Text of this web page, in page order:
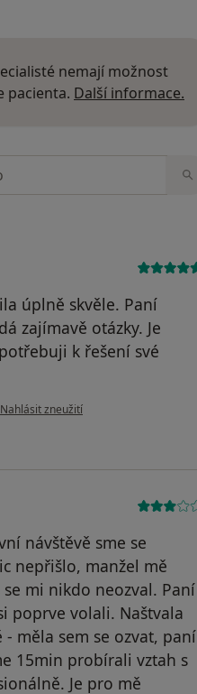
nemají možnost
pacienta. Další informace.
úplně skvěle. Paní
zajímavě otázky. Je
k řešení své
podle názoru uživatele Petra
Nahlásit zneužití
návštěvě sme se
nepřišlo, manžel mě
mi nikdo neozval. Paní
poprve volali. Naštvala
měla sem se ozvat, paní
15min probírali vztah s
Je pro mě